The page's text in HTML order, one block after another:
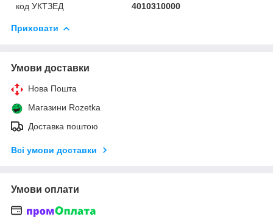
код УКТЗЕД
4010310000
Приховати
Умови доставки
Нова Пошта
Магазини Rozetka
Доставка поштою
Всі умови доставки
Умови оплати